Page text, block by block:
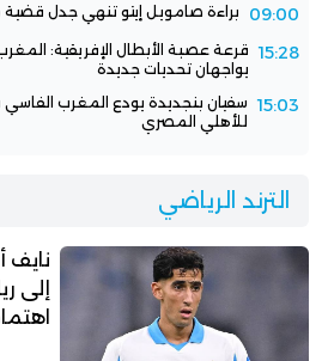
09:00 براءة صامويل إيتو تنهي جدل قضية
15:28 قرعة عصبة الأبطال الإفريقية:
يواجهان تحديات جديدة
15:03 سفيان بنجديدة يودع المغرب
للأهلي المصري
الترند الرياضي
نايف
إلى